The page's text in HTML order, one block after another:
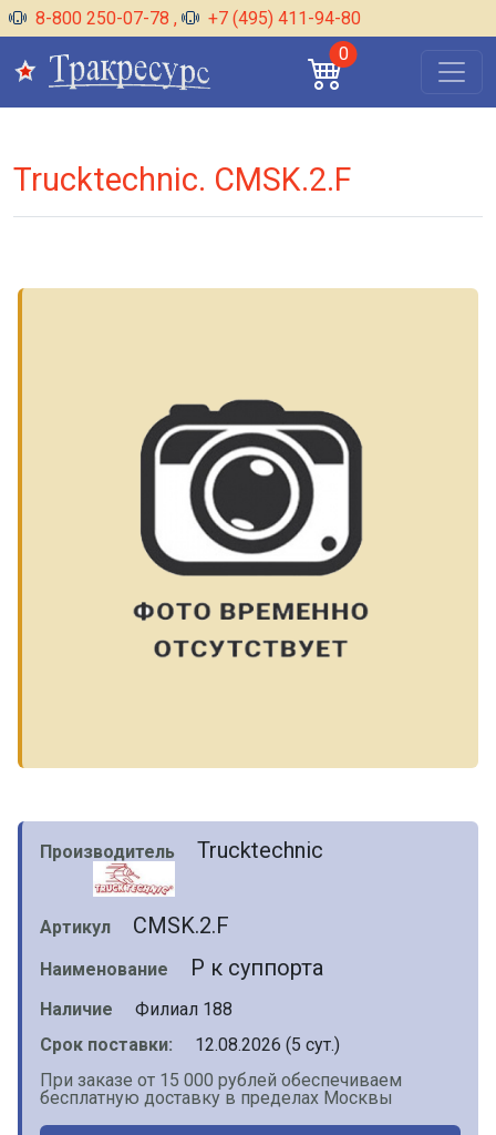
8-800 250-07-78 ,
+7 (495) 411-94-80
0
Trucktechnic. CMSK.2.F
Производитель Trucktechnic
Артикул CMSK.2.F
Наименование Р к суппорта
Наличие
Филиал 188
Срок поставки:
12.08.2026 (5 сут.)
При заказе от 15 000 рублей обеспечиваем
бесплатную доставку в пределах Москвы